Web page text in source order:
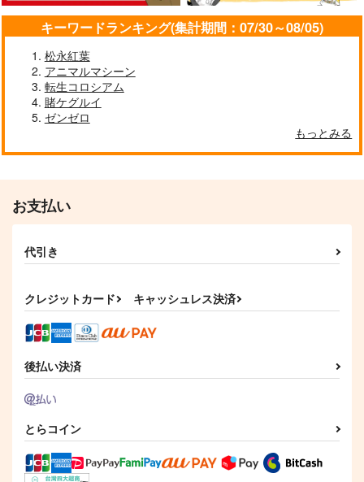
キーワードランキング(集計期間：07/30～08/05)
松永紅葉
アニマルマシーン
転生コロシアム
賭ケグルイ
ゼンゼロ
もっとみる
お支払い
代引き
クレジットカード キャッシュレス決済
後払い決済
とらコイン